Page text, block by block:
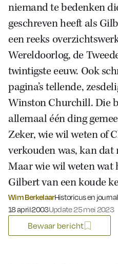
niemand te bedenken
geschreven heeft als
een reeks
Wereldoorlog, de
twintigste eeuw. Ook
pagina’s tellende,
Winston Churchill. Die
allemaal één ding
Zeker, wie wil weten of
verkouden was, kan
Maar wie wil weten wat
Gilbert van een koude
Wim BerkelaarHistoricus en
Gepubliceerd op:
18 april 2003Update 25 mei 2023
Bewaar bericht